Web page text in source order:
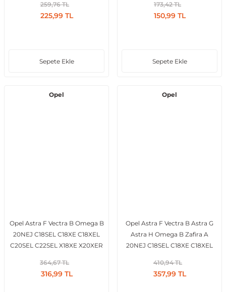
259,76 TL
225,99 TL
Sepete Ekle
173,42 TL
150,99 TL
Sepete Ekle
Opel
Opel Astra F Vectra B Omega B
20NEJ C18SEL C18XE C18XEL
C20SEL C22SEL X18XE X20XER
Z20LER Z20LET 1996 ve Sonrası
Karter Contası Küçük
364,67 TL
316,99 TL
Opel
Opel Astra F Vectra B Astra G
Astra H Omega B Zafira A
20NEJ C18SEL C18XE C18XEL
X22XE Y22XE Z20LEH Z20LEL
Z20LER Z20LET Z22XE 1993
410,94 TL
357,99 TL